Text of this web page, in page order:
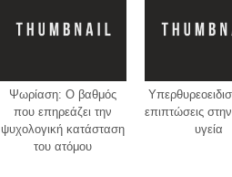
Ψωρίαση: O βαθμός
που επηρεάζει την
ψυχολογική κατάσταση
του ατόμου
επιπτώσεις
υγεία